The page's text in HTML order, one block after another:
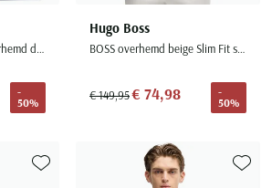
Boss Black H-Hank overhemd donkerblauw linnen mouwlengte 7
-
50%
Hugo Boss
BOSS overhemd beige Slim Fit semi-wide collar
€ 149,95€ 74,98
-
50%
Toevoegen aan favorieten